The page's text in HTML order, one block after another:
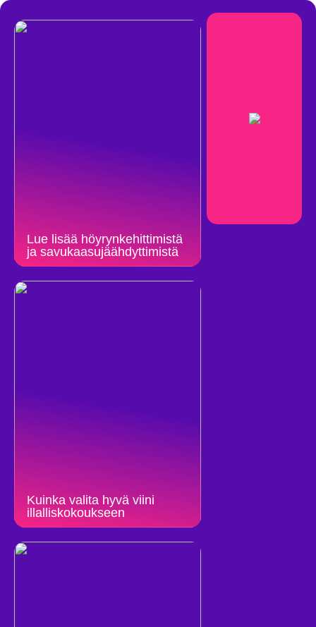
Lue lisää höyrynkehittimistä
ja savukaasujäähdyttimistä
Kuinka valita hyvä viini
illalliskokoukseen